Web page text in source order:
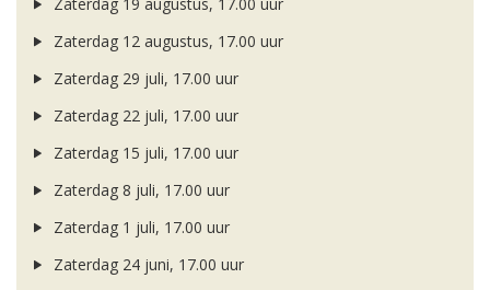
Zaterdag 19 augustus, 17.00 uur
Zaterdag 12 augustus, 17.00 uur
Zaterdag 29 juli, 17.00 uur
Zaterdag 22 juli, 17.00 uur
Zaterdag 15 juli, 17.00 uur
Zaterdag 8 juli, 17.00 uur
Zaterdag 1 juli, 17.00 uur
Zaterdag 24 juni, 17.00 uur